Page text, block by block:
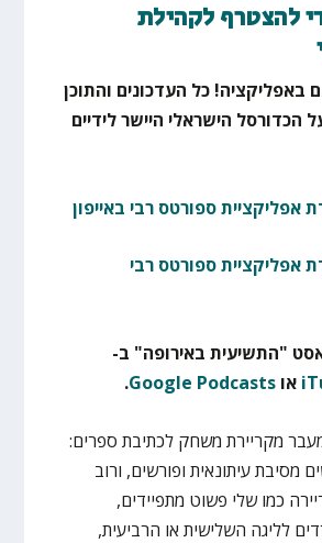
להצטרף לקהילת
באפליקציה! כל העדכונים והתוכן
הכדורסל הישראלי היישר לידיים
אפליקציית ספורטס רבי באייפון
אפליקציית ספורטס רבי
"התשיעית באירופה" ב-
אוGoogle Podcasts
.
מקריירת משחק לכתיבת ספרים:
מסיבת עיתונאית ופורשים, ורוב
כמו שלי פשוט מתפיידים,
לליגה השלישית או הרביעית,